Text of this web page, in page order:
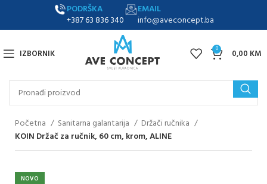
PODRŠKA
+387 63 836 340
EMAIL
info@aveconcept.ba
IZBORNIK 0 0,00 KM
Početna Sanitarna galantarija
Držači ručnika
KOIN Držač za ručnik, 60 cm, krom, ALINE
NOVO